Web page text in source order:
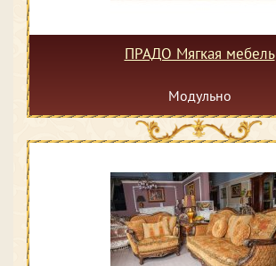
ПРАДО Мягкая мебель
Модульно